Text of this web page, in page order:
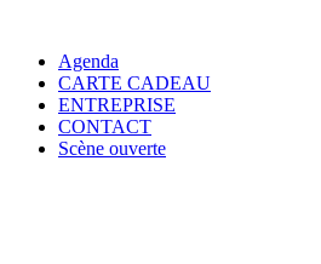
Agenda
CARTE CADEAU
ENTREPRISE
CONTACT
Scène ouverte